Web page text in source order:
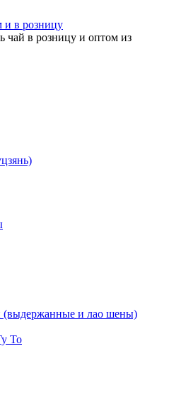
чай в розницу и оптом из
и лао шены)
То